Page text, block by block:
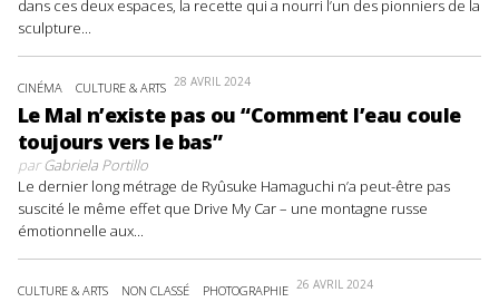
dans ces deux espaces, la recette qui a nourri l’un des pionniers de la
sculpture...
CINÉMA CULTURE & ARTS 28 AVRIL 2024
Le Mal n’existe pas ou “Comment l’eau coule
toujours vers le bas”
parGabriela Portillo
Le dernier long métrage de Ryûsuke Hamaguchi n’a peut-être pas
suscité le même effet que Drive My Car – une montagne russe
émotionnelle aux...
CULTURE & ARTS NON CLASSÉ PHOTOGRAPHIE 26 AVRIL 2024